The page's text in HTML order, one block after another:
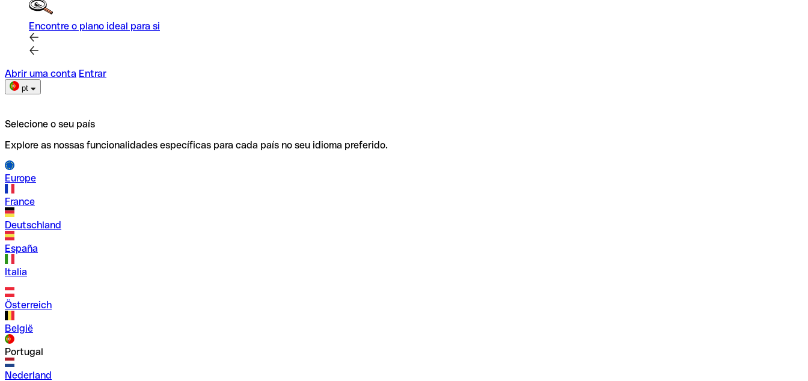
Encontre o plano ideal para si
Abrir uma conta Entrar
pt
Selecione o seu país
Explore as nossas funcionalidades específicas para cada país no seu idioma preferido.
Europe
France
Deutschland
España
Italia
Österreich
België
Portugal
Nederland